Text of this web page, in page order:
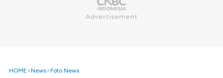
HOME News Foto News